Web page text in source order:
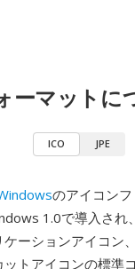
ーマットに
ICO JPE
のアイコン
1.0で導入され
ーションアイコン
トアイコンの標準